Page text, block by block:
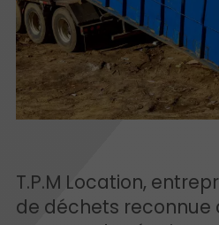
T.P.M Location,
de déchets reconnue